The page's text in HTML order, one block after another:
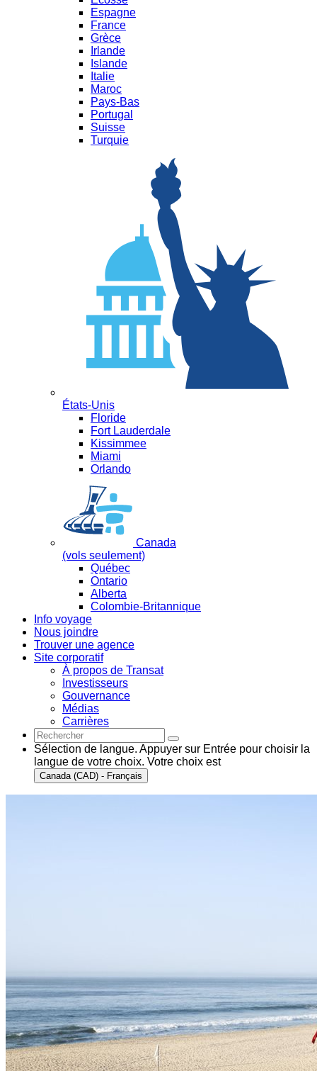
Espagne
France
Grèce
Irlande
Islande
Italie
Maroc
Pays-Bas
Portugal
Suisse
Turquie
États-Unis
Floride
Fort Lauderdale
Kissimmee
Miami
Orlando
Canada
(vols seulement)
Québec
Ontario
Alberta
Colombie-Britannique
Info voyage
Nous joindre
Trouver une agence
Site corporatif
À propos de Transat
Investisseurs
Gouvernance
Médias
Carrières
Sélection de langue. Appuyer sur Entrée pour choisir la
langue de votre choix. Votre choix est
Canada (CAD) - Français